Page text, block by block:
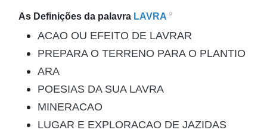
As Definições da palavra LAVRA 9
ACAO OU EFEITO DE LAVRAR
PREPARA O TERRENO PARA O PLANTIO
ARA
POESIAS DA SUA LAVRA
MINERACAO
LUGAR E EXPLORACAO DE JAZIDAS